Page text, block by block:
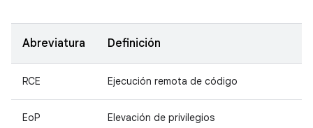
Abreviatura Definición
RCE Ejecución remota de código
EoP Elevación de privilegios